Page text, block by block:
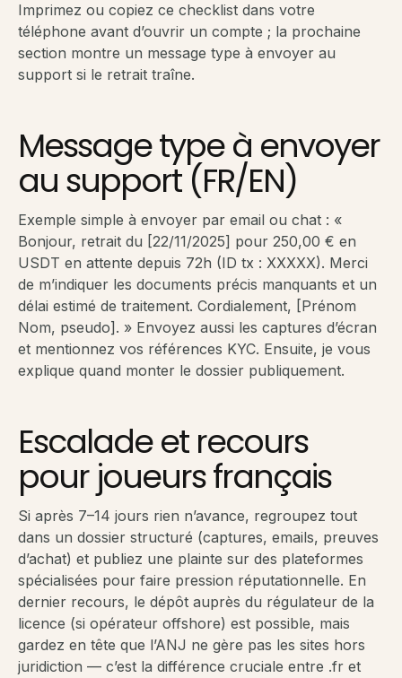
Imprimez ou copiez ce checklist dans votre
téléphone avant d’ouvrir un compte ; la prochaine
section montre un message type à envoyer au
support si le retrait traîne.
Message type à envoyer
au support (FR/EN)
Exemple simple à envoyer par email ou chat : «
Bonjour, retrait du [22/11/2025] pour 250,00 € en
USDT en attente depuis 72h (ID tx : XXXXX). Merci
de m’indiquer les documents précis manquants et un
délai estimé de traitement. Cordialement, [Prénom
Nom, pseudo]. » Envoyez aussi les captures d’écran
et mentionnez vos références KYC. Ensuite, je vous
explique quand monter le dossier publiquement.
Escalade et recours
pour joueurs français
Si après 7–14 jours rien n’avance, regroupez tout
dans un dossier structuré (captures, emails, preuves
d’achat) et publiez une plainte sur des plateformes
spécialisées pour faire pression réputationnelle. En
dernier recours, le dépôt auprès du régulateur de la
licence (si opérateur offshore) est possible, mais
gardez en tête que l’ANJ ne gère pas les sites hors
juridiction — c’est la différence cruciale entre .fr et